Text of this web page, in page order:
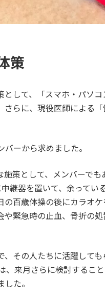
策
して、「スマホ・パソ
らに、現役医師による
ーから求めました。
策として、メンバーで
継器を置いて、余ってい
百歳体操の後にカラオ
緊急時の止血、骨折の
その人たちに活躍して
、来月さらに検討するこ
た。